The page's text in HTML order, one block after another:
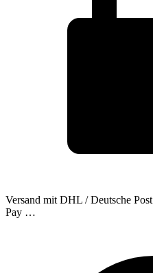
Versand mit DHL / Deutsche Post
Pay …